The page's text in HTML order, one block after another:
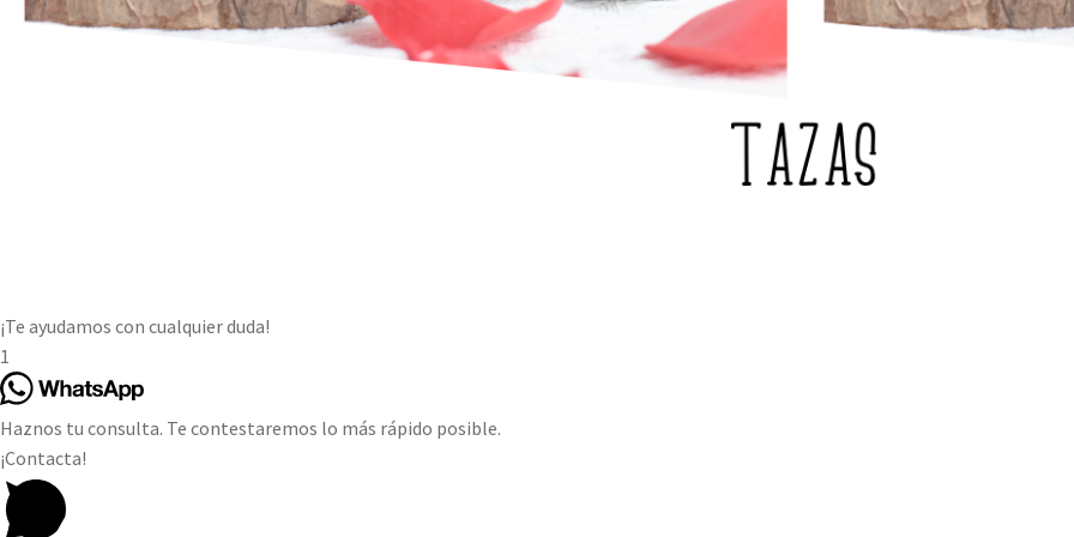
¡Te ayudamos con cualquier duda!
1
Haznos tu consulta. Te contestaremos lo más rápido posible.
¡Contacta!